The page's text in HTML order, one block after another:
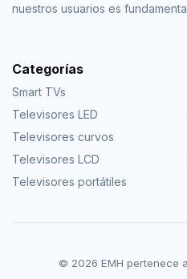
nuestros usuarios es
Categorías
Smart TVs
Televisores LED
Televisores curvos
Televisores LCD
Televisores portátiles
© 2026 EMH pertenece